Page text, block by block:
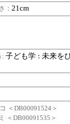
： 21cm
:子ども学 : 未来を
＜DB00091524＞
＜DB00091535＞